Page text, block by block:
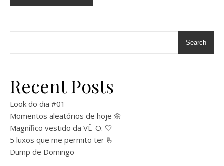
Search
Recent Posts
Look do dia #01
Momentos aleatórios de hoje 🌼
Magnífico vestido da VÊ-O. 🤍
5 luxos que me permito ter 🫰
Dump de Domingo